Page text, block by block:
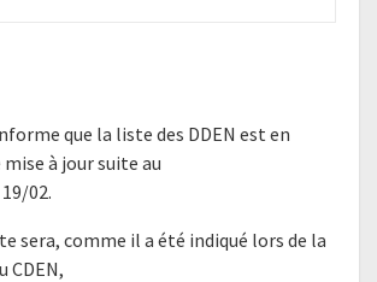
que la liste des DDEN est en
mise à jour suite au
02.
sera, comme il a été indiqué lors de la
CDEN,